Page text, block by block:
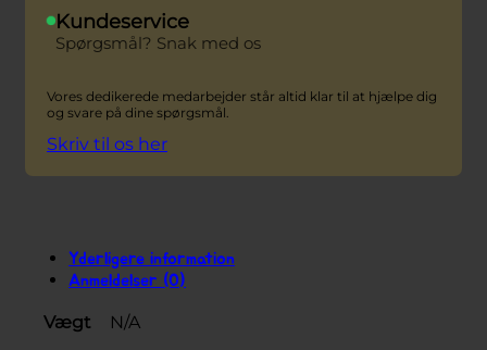
Kundeservice
Spørgsmål? Snak med os
Vores dedikerede medarbejder står altid klar til at hjælpe dig
og svare på dine spørgsmål.
Skriv til os her
Yderligere information
Anmeldelser (0)
Vægt N/A